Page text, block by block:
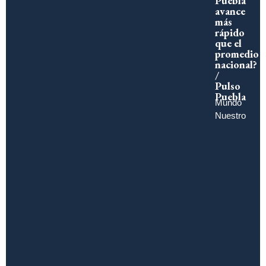
avance
más
rápido
que el
promedio
nacional?
/
Pulso
Puebla
Mundo
Nuestro